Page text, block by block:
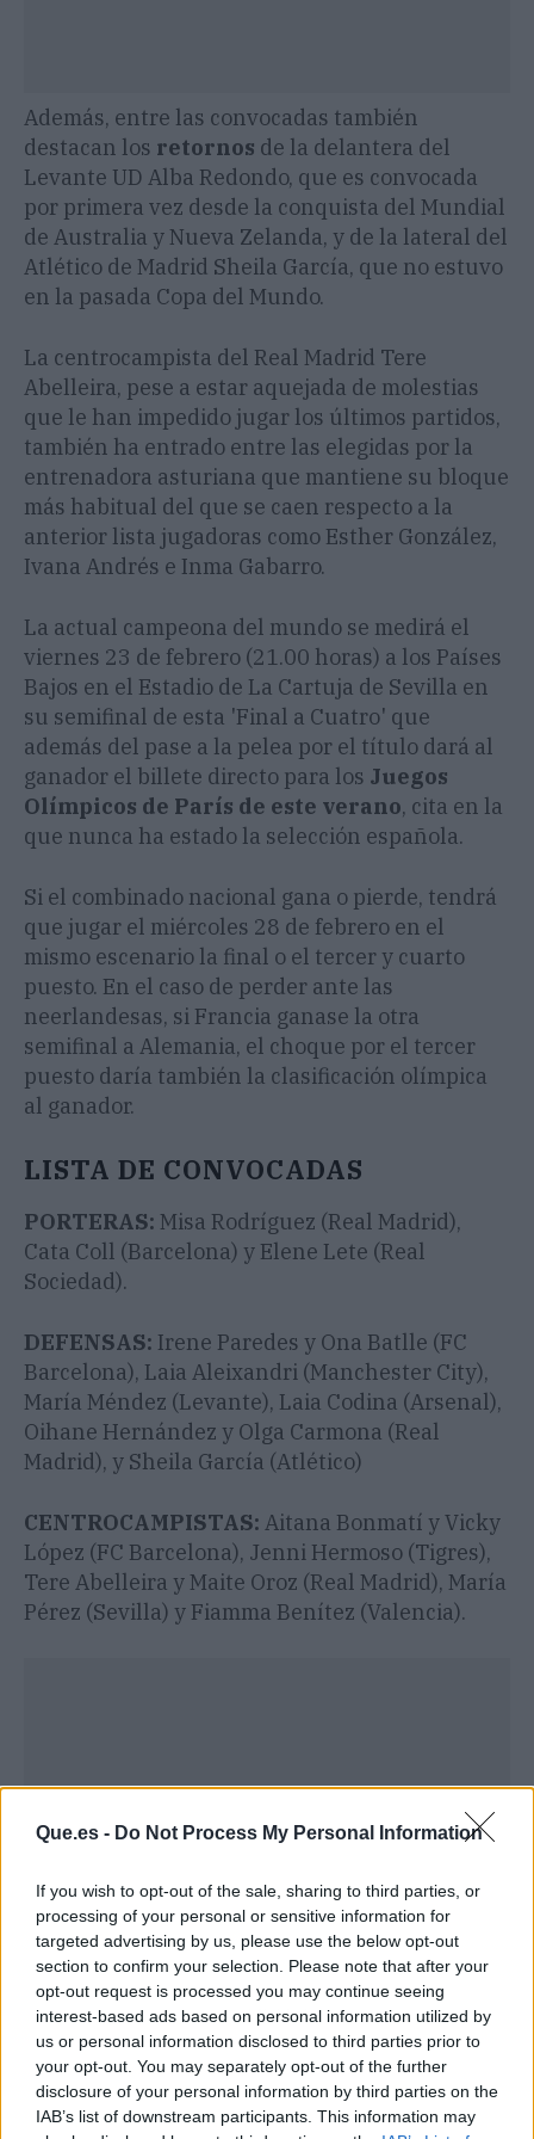
Que.es - Do Not Process My Personal Information
If you wish to opt-out of the sale, sharing to third parties, or
processing of your personal or sensitive information for
targeted advertising by us, please use the below opt-out
section to confirm your selection. Please note that after your
opt-out request is processed you may continue seeing
interest-based ads based on personal information utilized by
us or personal information disclosed to third parties prior to
your opt-out. You may separately opt-out of the further
disclosure of your personal information by third parties on the
IAB’s list of downstream participants. This information may
Además, entre las convocadas también
destacan los retornos de la delantera del
Levante UD Alba Redondo, que es convocada
por primera vez desde la conquista del Mundial
de Australia y Nueva Zelanda, y de la lateral del
Atlético de Madrid Sheila García, que no estuvo
en la pasada Copa del Mundo.
La centrocampista del Real Madrid Tere
Abelleira, pese a estar aquejada de molestias
que le han impedido jugar los últimos partidos,
también ha entrado entre las elegidas por la
entrenadora asturiana que mantiene su bloque
más habitual del que se caen respecto a la
anterior lista jugadoras como Esther González,
Ivana Andrés e Inma Gabarro.
La actual campeona del mundo se medirá el
viernes 23 de febrero (21.00 horas) a los Países
Bajos en el Estadio de La Cartuja de Sevilla en
su semifinal de esta 'Final a Cuatro' que
además del pase a la pelea por el título dará al
ganador el billete directo para los Juegos
Olímpicos de París de este verano, cita en la
que nunca ha estado la selección española.
Si el combinado nacional gana o pierde, tendrá
que jugar el miércoles 28 de febrero en el
mismo escenario la final o el tercer y cuarto
puesto. En el caso de perder ante las
neerlandesas, si Francia ganase la otra
semifinal a Alemania, el choque por el tercer
puesto daría también la clasificación olímpica
al ganador.
LISTA DE CONVOCADAS
PORTERAS: Misa Rodríguez (Real Madrid),
Cata Coll (Barcelona) y Elene Lete (Real
Sociedad).
DEFENSAS: Irene Paredes y Ona Batlle (FC
Barcelona), Laia Aleixandri (Manchester City),
María Méndez (Levante), Laia Codina (Arsenal),
Oihane Hernández y Olga Carmona (Real
Madrid), y Sheila García (Atlético)
CENTROCAMPISTAS: Aitana Bonmatí y Vicky
López (FC Barcelona), Jenni Hermoso (Tigres),
Tere Abelleira y Maite Oroz (Real Madrid), María
Pérez (Sevilla) y Fiamma Benítez (Valencia).
Publicidad